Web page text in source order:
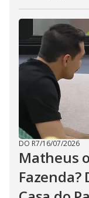
DO R7/16/07/2026
Matheus